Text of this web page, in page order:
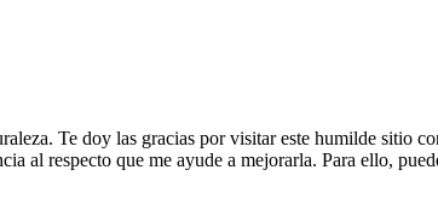
Te doy las gracias por visitar este humilde sitio
al respecto que me ayude a mejorarla. Para ello,